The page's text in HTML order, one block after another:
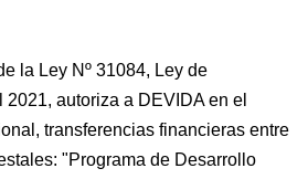
la Ley Nº 31084, Ley de
autoriza a DEVIDA en el
transferencias financieras entre
"Programa de Desarrollo